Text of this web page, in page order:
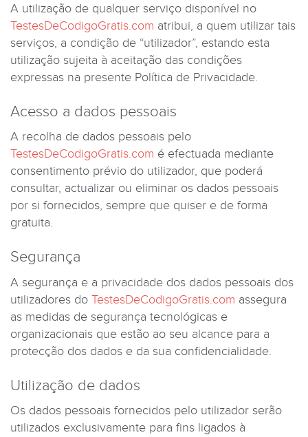
A utilização de qualquer serviço disponível no
TestesDeCodigoGratis.com atribui, a quem utilizar tais
serviços, a condição de “utilizador”, estando esta
utilização sujeita à aceitação das condições
expressas na presente Política de Privacidade.
Acesso a dados pessoais
A recolha de dados pessoais pelo
TestesDeCodigoGratis.com é efectuada mediante
consentimento prévio do utilizador, que poderá
consultar, actualizar ou eliminar os dados pessoais
por si fornecidos, sempre que quiser e de forma
gratuita.
Segurança
A segurança e a privacidade dos dados pessoais dos
utilizadores do TestesDeCodigoGratis.com assegura
as medidas de segurança tecnológicas e
organizacionais que estão ao seu alcance para a
protecção dos dados e da sua confidencialidade.
Utilização de dados
Os dados pessoais fornecidos pelo utilizador serão
utilizados exclusivamente para fins ligados à